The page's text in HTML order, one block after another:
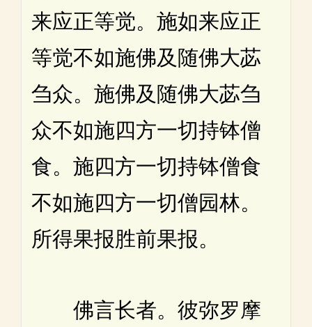
来应正等觉。施如来应正
等觉不如施佛及随佛大苾
刍众。施佛及随佛大苾刍
众不如施四方一切持钵僧
食。施四方一切持钵僧食
不如施四方一切僧园林。
所得果报胜前果报。
佛言长者。彼弥罗摩